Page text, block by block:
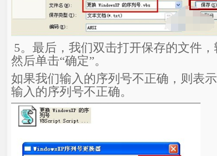
5。最后，我们双击打开保存的文件
然后单击“确定”。
如果我们输入的序列号不正确，则表
输入的序列号不正确。